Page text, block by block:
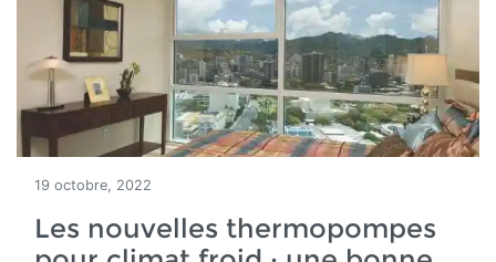
19 octobre, 2022
Les nouvelles thermopompes